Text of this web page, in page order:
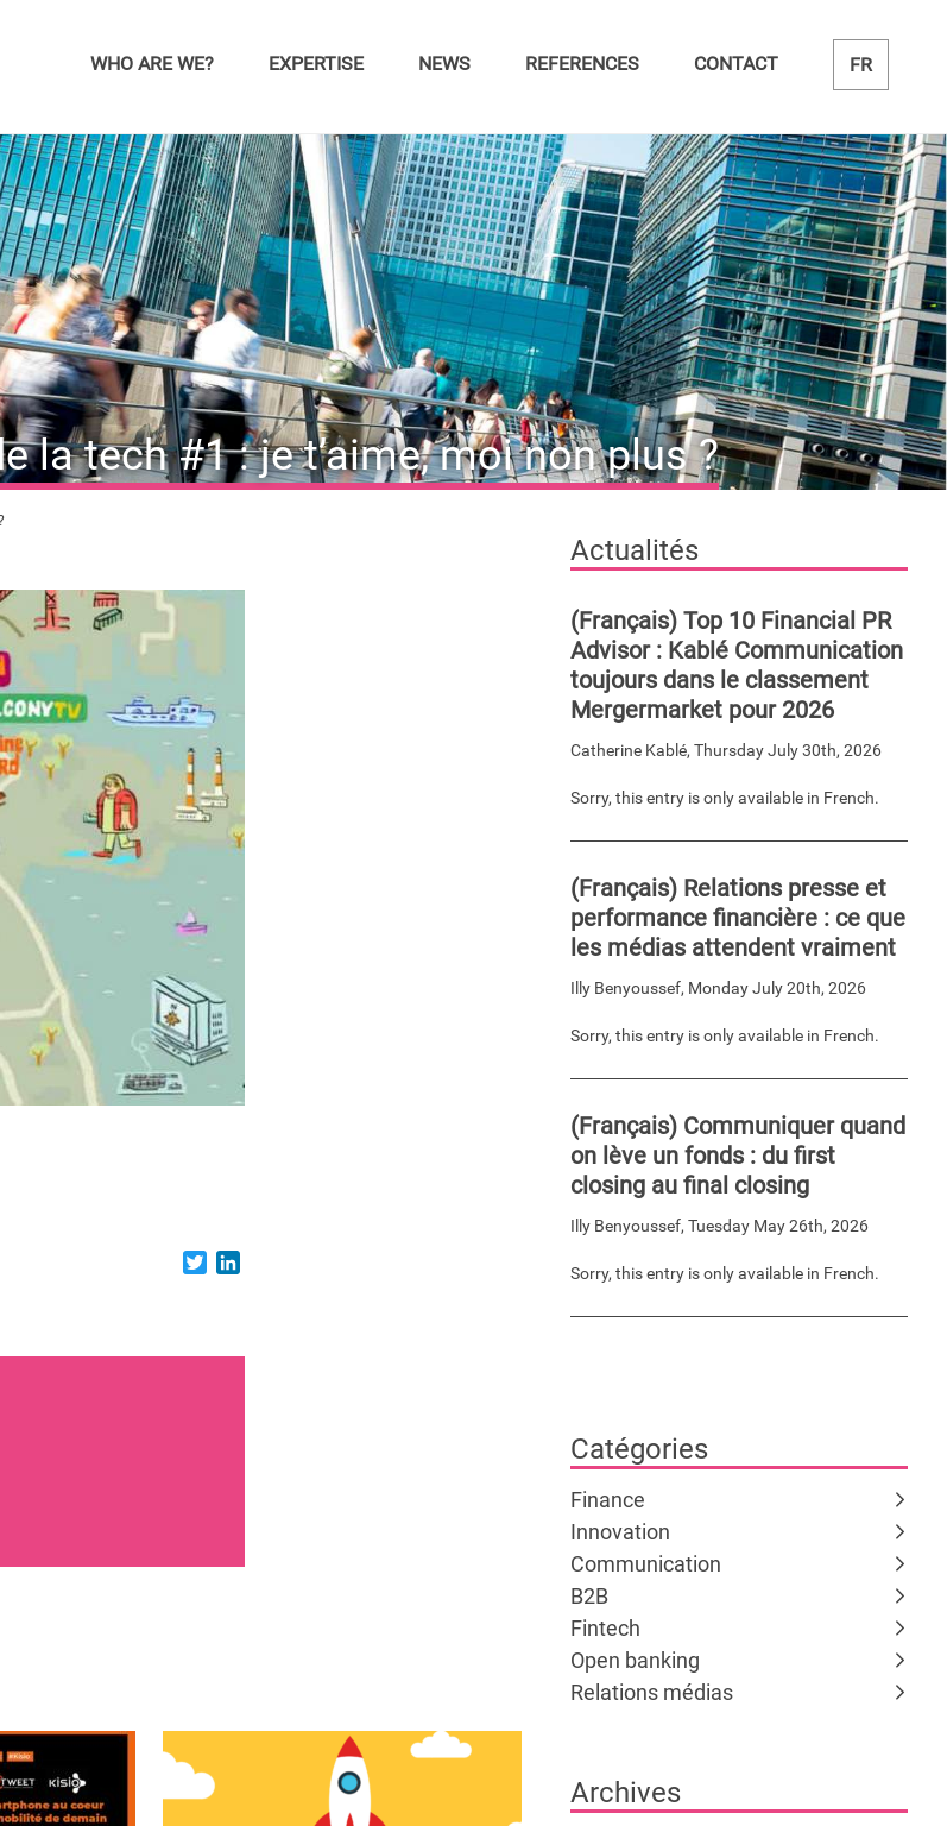
WHO ARE WE? EXPERTISE NEWS REFERENCES CONTACT FR
la tech #1 : je t’aime, moi non plus ?
Twitter
Actualités
(Français) Top 10 Financial PR
Advisor : Kablé Communication
toujours dans le classement
Mergermarket pour 2026
Catherine Kablé, Thursday July 30th, 2026
Sorry, this entry is only available in French.
(Français) Relations presse et
performance financière : ce que
les médias attendent vraiment
Illy Benyoussef, Monday July 20th, 2026
Sorry, this entry is only available in French.
(Français) Communiquer quand
on lève un fonds : du first
closing au final closing
Illy Benyoussef, Tuesday May 26th, 2026
Sorry, this entry is only available in French.
Catégories
Finance
Innovation
Communication
B2B
Fintech
Open banking
Relations médias
Archives